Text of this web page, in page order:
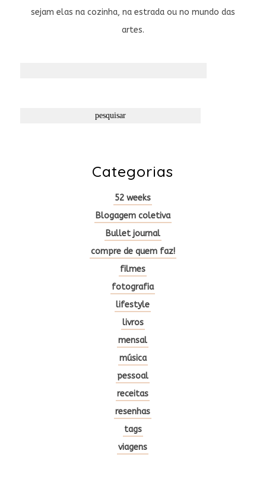
sejam elas na cozinha, na estrada ou no mundo das
artes.
Categorias
52 weeks
Blogagem coletiva
Bullet journal
compre de quem faz!
filmes
fotografia
lifestyle
livros
mensal
música
pessoal
receitas
resenhas
tags
viagens